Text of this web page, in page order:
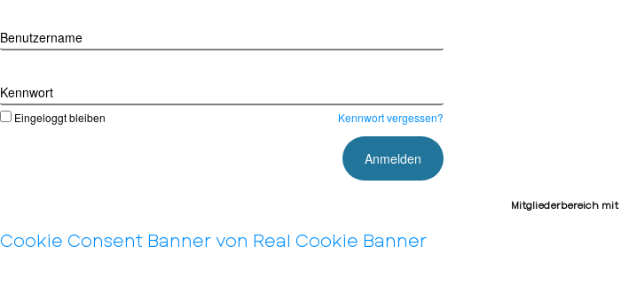
Benutzername
Kennwort
Eingeloggt bleiben Kennwort vergessen?
Mitgliederbereich mit
Cookie Consent Banner von Real Cookie Banner